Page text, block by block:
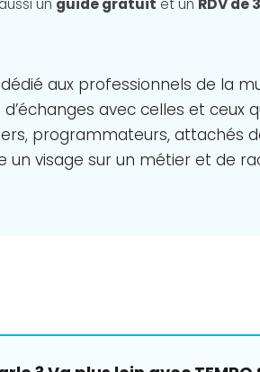
un guide gratuit et un RDV de
aux professionnels de la
avec celles et ceux
programmateurs, attachés
visage sur un métier et de